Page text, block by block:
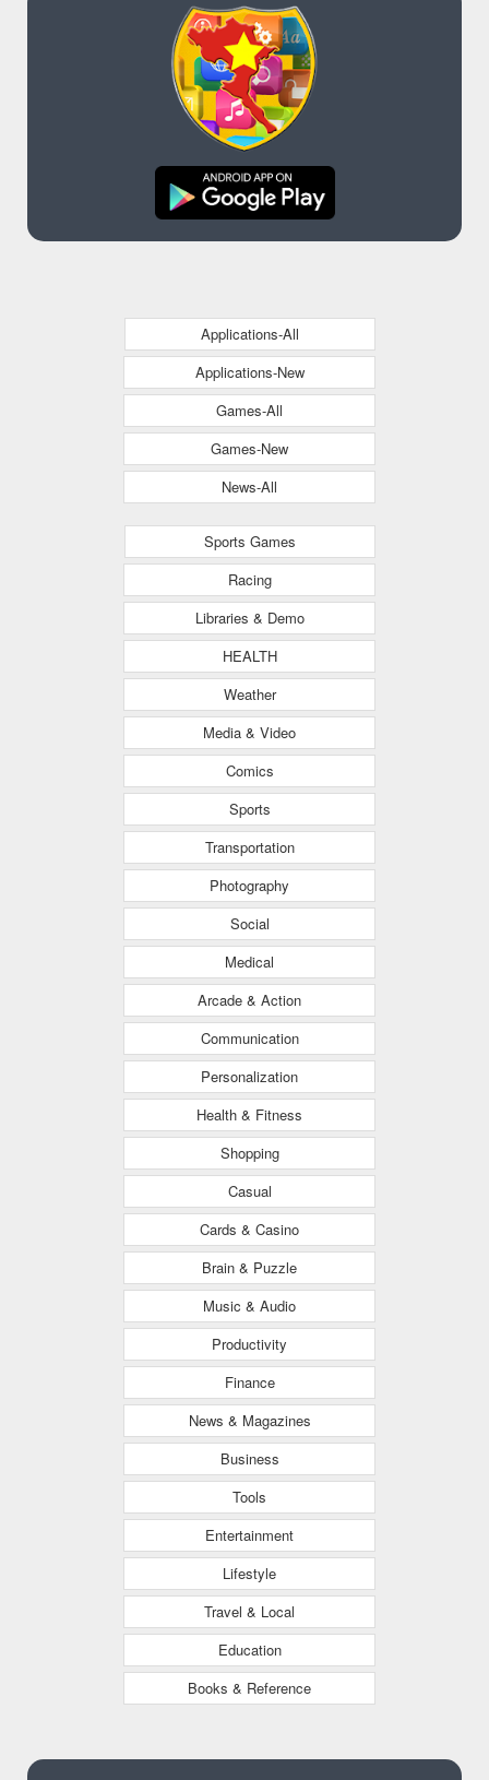
Applications-All
Applications-New
Games-All
Games-New
News-All
Sports Games
Racing
Libraries & Demo
HEALTH
Weather
Media & Video
Comics
Sports
Transportation
Photography
Social
Medical
Arcade & Action
Communication
Personalization
Health & Fitness
Shopping
Casual
Cards & Casino
Brain & Puzzle
Music & Audio
Productivity
Finance
News & Magazines
Business
Tools
Entertainment
Lifestyle
Travel & Local
Education
Books & Reference